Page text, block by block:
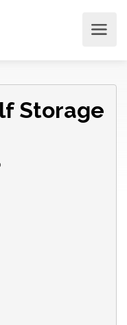
Storage